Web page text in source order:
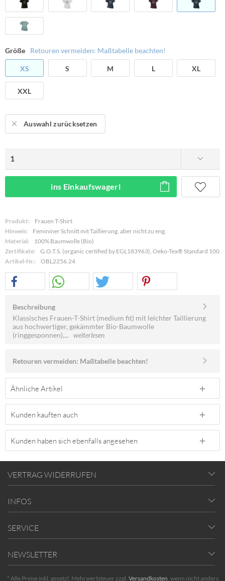
Größe Retouren vermeiden: Maßtabelle beachten!
XS S M L XL
XXL
Auswahl zurücksetzen
ins Einkaufswagerl
Produkt:
Frauen T-Shirt
Hinweis:
Femininer Schnitt mit Taillierung, aber nicht zu eng.
Material:
100% Baumwolle (Bio)
Zertifikate:
G.O.T.S. (organic certified by EGL183963), Oeko-Tex® Standard 100
Artikel-Nr.:
OBL2256.24
Beschreibung
Klassisches Frauen-T-Shirt (medium fit) mit leichter Taillierung
aus hochwertiger, gekämmter Bio-Baumwolle
(ringgesponnen),... weiterlesen
Retouren vermeiden: Maßtabelle beachten!
Ähnliche Artikel
Kunden kauften auch
Kunden haben sich ebenfalls angesehen
VERTRAG WIDERRUFEN
INFOS
SERVICE
NEWSLETTER
* Alle Preise inkl. gesetzl. Mehrwertsteuer zzgl. Versandkosten, wenn nicht anders